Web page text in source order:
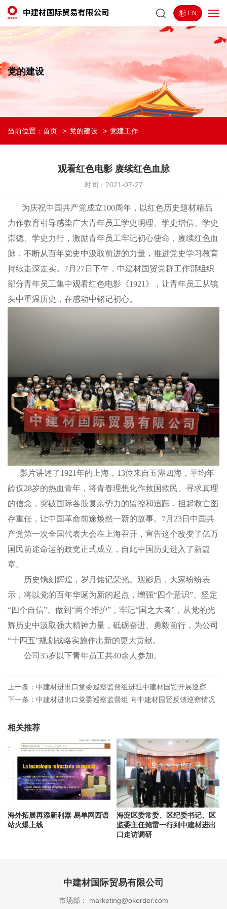
EN
党的建设
当前位置： 首页 党的建设 党建工作
观看红色电影 赓续红色血脉
时间：2021-07-27
为庆祝中国共产党成立100周年，以红色历史题材精品
力作教育引导感染广大青年员工学史明理、学史增信、学史
崇德、学史力行，激励青年员工牢记初心使命，赓续红色血
脉，不断从百年党史中汲取前进的力量，推进党史学习教育
持续走深走实。7月27日下午，中建材国贸党群工作部组织
部分青年员工集中观看红色电影《1921》，让青年员工从镜
头中重温历史，在感动中铭记初心。
影片讲述了1921年的上海，13位来自五湖四海，平均年
龄仅28岁的热血青年，将青春理想化作救国救民、寻求真理
的信念，突破国际各股复杂势力的监控和追踪，担起救亡图
存重任，让中国革命前途焕然一新的故事。7月23日中国共
产党第一次全国代表大会在上海召开，宣告这个改变了亿万
国民前途命运的政党正式成立，自此中国历史进入了新篇
章。
历史镌刻辉煌，岁月铭记荣光。观影后，大家纷纷表
示，将以党的百年华诞为新的起点，增强“四个意识”、坚定
“四个自信”、做到“两个维护”，牢记“国之大者”，从党的光
辉历史中汲取强大精神力量，砥砺奋进、勇毅前行，为公司
“十四五”规划战略实施作出新的更大贡献。
公司35岁以下青年员工共40余人参加。
下一条：中建材进出口党委巡察监督组 向中建材国贸反馈巡察情况
相关推荐
海外拓展再添新利器 易单网西语
站火爆上线
海淀区委常委、区纪委书记、区
监委主任鲍雷一行到中建材进出
口走访调研
中建材国际贸易有限公司
市场部： marketing@okorder.com